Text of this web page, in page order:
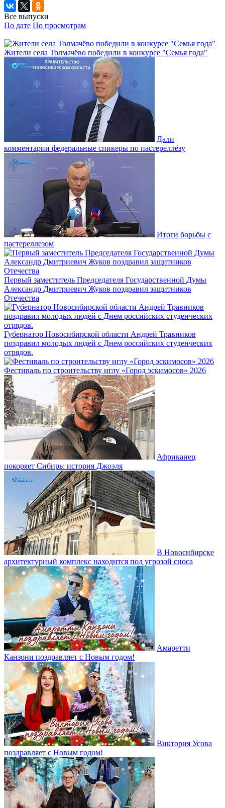
Все выпуски
По дате По просмотрам
Жители села Толмачёво победили в конкурсе "Семья года"
Дали
комментарии федеральные спикеры по пастереллёзу
Итоги борьбы с
пастереллезом
Первый заместитель Председателя Государственной Думы
Александр Дмитриевич Жуков поздравил защитников
Отечества
Губернатор Новосибирской области Андрей Травников
поздравил молодых людей с Днем российских студенческих
отрядов.
Фестиваль по строительству иглу «Город эскимосов» 2026
Африканец
покоряет Сибирь: история Джоэля
В Новосибирске
архитектурный комплекс находится под угрозой сноса
Амаретти
Канзони поздравляет с Новым годом!
Виктория Усова
поздравляет с Новым годом!